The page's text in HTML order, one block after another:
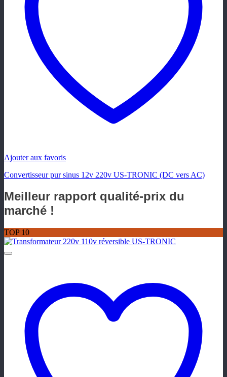
Ajouter aux favoris
Convertisseur pur sinus 12v 220v US-TRONIC (DC vers AC)
Meilleur rapport qualité-prix du
marché !
TOP 10